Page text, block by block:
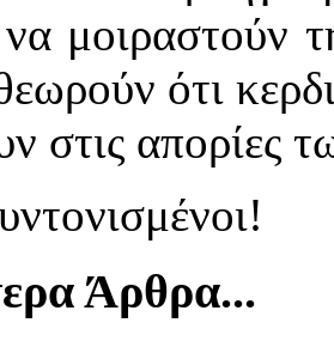
μοιραστούν
ότι
στις απορίες
Άρθρα...